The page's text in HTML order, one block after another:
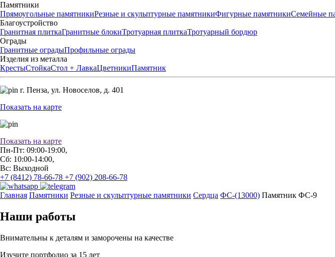
Памятники
Прямоугольные памятникиРезные и скульптурные памятникиФигурные памятникиСемейные
Благоустройство
Гранитная плиткаГранитные блокиТротуарная плиткаТротуарный бордюр
Ограды
Гранитные оградыПрофильные ограды
Изделия из металла
КрестыСтойкаСтол + ЛавкаЦветникиПамятник
г. Пенза, ул. Новоселов, д. 401
Показать на карте
Показать на карте
Пн-Пт: 09:00-19:00,
Сб: 10:00-14:00,
Вс: Выходной
+7 (8412) 78-66-78 +7 (902) 208-66-78
Главная Памятники Резные и скульптурные памятники Сердца ФС-(13000) Памятник ФС-9
Наши работы
Внимательны к деталям и заморочены на качестве
Изучите портфолио за 15 лет